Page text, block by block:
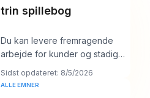
trin spillebog
Du kan levere fremragende
arbejde for kunder og stadig
føle dig mærkeligt usynlig
online. Arbejdet b
Sidst opdateret: 8/5/2026
ALLE EMNER